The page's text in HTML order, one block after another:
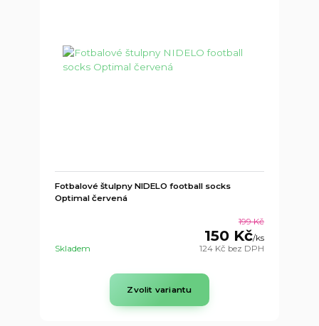
Fotbalové štulpny NIDELO football socks
Optimal červená
199 Kč
150 Kč/ks
124 Kč bez DPH
Skladem
Zvolit variantu